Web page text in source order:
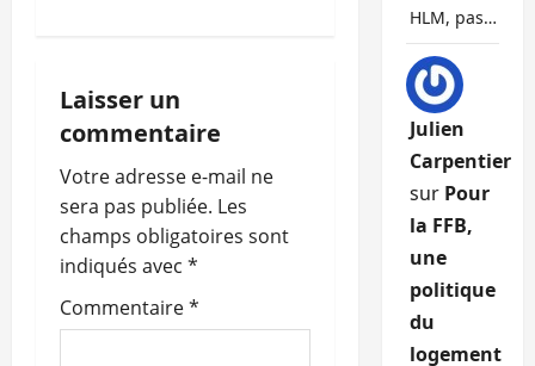
i
o
n
d
’
Laisser un
commentaire
Votre adresse e-mail ne
sera pas publiée. Les
champs obligatoires sont
indiqués avec *
Commentaire*
HLM, pas…
Julien
Carpentier
sur Pour
la FFB,
une
politique
du
logement